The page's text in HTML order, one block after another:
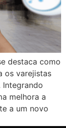
destaca como
os varejistas
Integrando
melhora a
a um novo